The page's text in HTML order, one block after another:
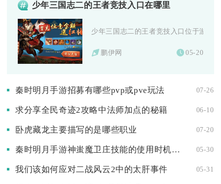
少年三国志二的王者竞技入口在哪里
少年三国志二的王者竞技入口位于游戏
鹏伊网 05-20
秦时明月手游招募有哪些pvp或pve玩法 07-26
求分享全民奇迹2攻略中法师加点的秘籍 06-10
卧虎藏龙主要描写的是哪些职业 07-20
秦时明月手游神蚩魔卫庄技能的使用时机是什么 05-30
我们该如何应对二战风云2中的太肝事件 05-31